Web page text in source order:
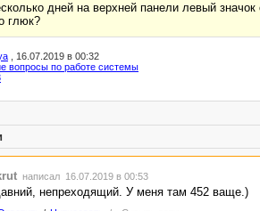
дней на верхней панели левый
глюк?
, 16.07.2019 в 00:32
вопросы по работе системы
написал 16.07.2019 в 00:53
непреходящий. У меня там 452 ваще.)